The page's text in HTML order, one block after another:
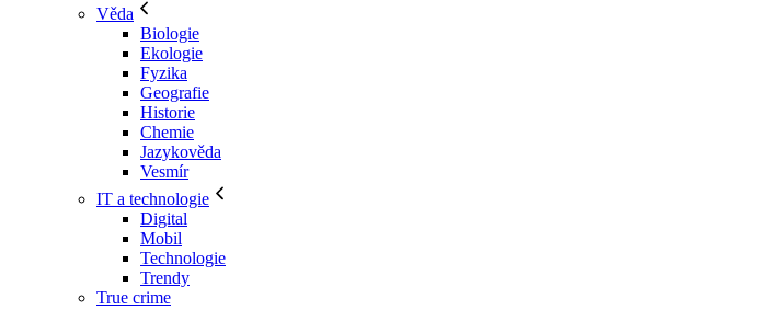
Věda
Biologie
Ekologie
Fyzika
Geografie
Historie
Chemie
Jazykověda
Vesmír
IT a technologie
Digital
Mobil
Technologie
Trendy
True crime